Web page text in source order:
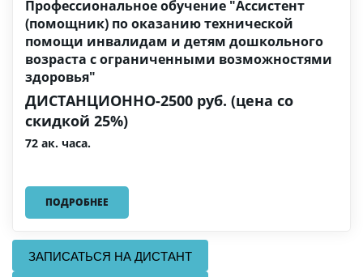
Профессиональное обучение "Ассистент
(помощник) по оказанию технической
помощи инвалидам и детям дошкольного
возраста с ограниченными возможностями
здоровья"
ДИСТАНЦИОННО-2500 руб. (цена со
скидкой 25%)
72 ак. часа.
ПОДРОБНЕЕ
ЗАПИСАТЬСЯ НА ДИСТАНТ